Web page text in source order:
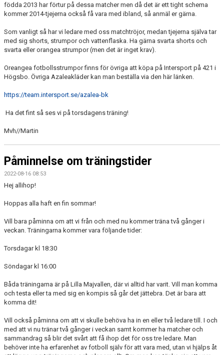
födda 2013 har förtur på dessa matcher men då det är ett tight schema
kommer 2014-tjejerna också få vara med ibland, så anmäl er gärna.
Som vanligt så har vi ledare med oss matchtröjor, medan tjejerna själva tar
med sig shorts, strumpor och vattenflaska. Ha gärna svarta shorts och
svarta eller orangea strumpor (men det är inget krav).
Oreangea fotbollsstrumpor finns för övriga att köpa på Intersport på 421 i
Högsbo. Övriga Azaleakläder kan man beställa via den här länken.
https://team.intersport.se/azalea-bk
Ha det fint så ses vi på torsdagens träning!
Mvh//Martin
Påminnelse om träningstider
2022-08-16 08:53
Hej allihop!
Hoppas alla haft en fin sommar!
Vill bara påminna om att vi från och med nu kommer träna två gånger i
veckan. Träningarna kommer vara följande tider:
Torsdagar kl 18:30
Söndagar kl 16:00
Båda träningarna är på Lilla Majvallen, där vi alltid har varit. Vill man komma
och testa eller ta med sig en kompis så går det jättebra. Det är bara att
komma dit!
Vill också påminna om att vi skulle behöva ha in en eller två ledare till. I och
med att vi nu tränar två gånger i veckan samt kommer ha matcher och
sammandrag så blir det svårt att få ihop det för oss tre ledare. Man
behöver inte ha erfarenhet av fotboll själv för att vara med, utan vi hjälps åt